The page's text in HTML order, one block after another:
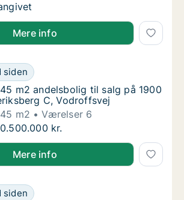
m2 andelsbolig til salg på 2100
Mere info
m2 andelsbolig til salg på 1900
siden
til salg på 1900
m2 andelsbolig til salg på 1900
m2 andelsbolig til salg på 1900
C, Vodroffsvej
m2
Værelser 6
m2 andelsbolig til salg på 1900
kr.
Mere info
m2 andelsbolig til salg på 1900
siden
til salg på 1900